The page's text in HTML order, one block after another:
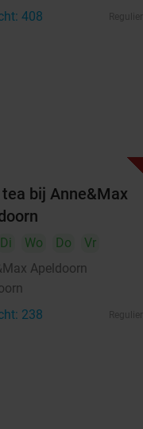
408
tea bij Anne&Max
Di Wo Do
Vr
Apeldoorn
238